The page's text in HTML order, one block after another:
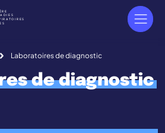
Laboratoires de diagnostic
de diagnostic